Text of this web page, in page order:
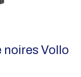
noires Vollo